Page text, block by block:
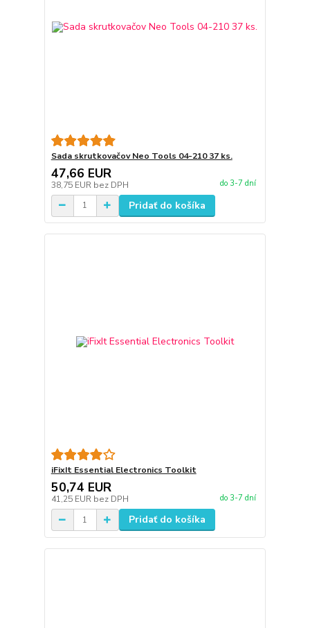
Sada skrutkovačov Neo Tools 04-210 37 ks.
47,66 EUR
38,75 EUR bez DPH do 3-7 dní
Pridať do košíka
iFixIt Essential Electronics Toolkit
50,74 EUR
41,25 EUR bez DPH do 3-7 dní
Pridať do košíka